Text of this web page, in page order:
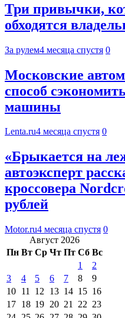
Три привычки,
обходятся
За рулем4 месяца спустя 0
Московские
способ
машины
Lenta.ru4 месяца спустя 0
«Брыкается на
автоэксперт
кроссовера
рублей
Motor.ru4 месяца спустя 0
Август 2026
Пн Вт Ср Чт Пт Сб Вс
1
2
3
4 5 6 7 8
9
10 11 12 13 14 15 16
17 18 19 20 21 22 23